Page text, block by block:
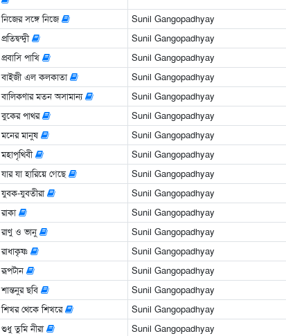
নিজের সঙ্গে নিজে Sunil Gangopadhyay
প্রতিদ্বন্দ্বী
Sunil Gangopadhyay
প্রবাসি পাখি
Sunil Gangopadhyay
বাইজী এল কলকাতা
Sunil Gangopadhyay
বালিকণার মতন অসামান্য
Sunil Gangopadhyay
বুকের পাথর
Sunil Gangopadhyay
মনের মানুষ
Sunil Gangopadhyay
মহাপৃথিবী
Sunil Gangopadhyay
যার যা হারিয়ে গেছে
Sunil Gangopadhyay
যুবক-যুবতীরা
Sunil Gangopadhyay
রাকা
Sunil Gangopadhyay
রাণু ও ভানু
Sunil Gangopadhyay
রাধাকৃষ্ণ
Sunil Gangopadhyay
রূপটান
Sunil Gangopadhyay
শান্তনুর ছবি
Sunil Gangopadhyay
শিখর থেকে শিখরে
Sunil Gangopadhyay
শুধু তুমি নীরা
Sunil Gangopadhyay